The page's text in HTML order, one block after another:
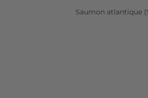
Saumon atlantique